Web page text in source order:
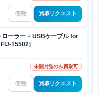
買取リクエスト
ーラー + USBケーブル for
15502]
未開封品のみ買取可
買取リクエスト